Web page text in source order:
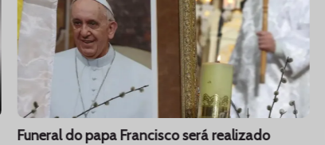
Funeral do papa Francisco será realizado